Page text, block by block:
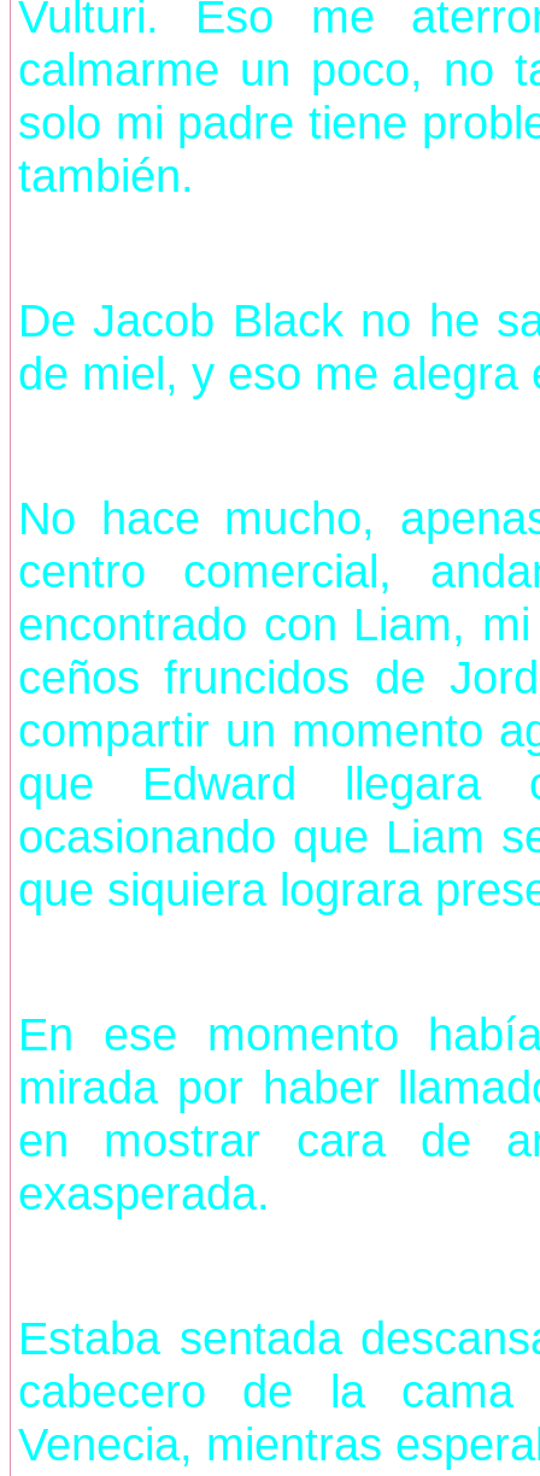
Vulturi. Eso me
calmarme un poco, no
solo mi padre tiene
también.
De Jacob Black no he
de miel, y eso me alegra
No hace mucho,
centro comercial,
encontrado con Liam,
ceños fruncidos de
compartir un momento
que Edward llegara
ocasionando que Liam
que siquiera lograra
En ese momento
mirada por haber
en mostrar cara de
exasperada.
Estaba sentada
cabecero de la
Venecia, mientras